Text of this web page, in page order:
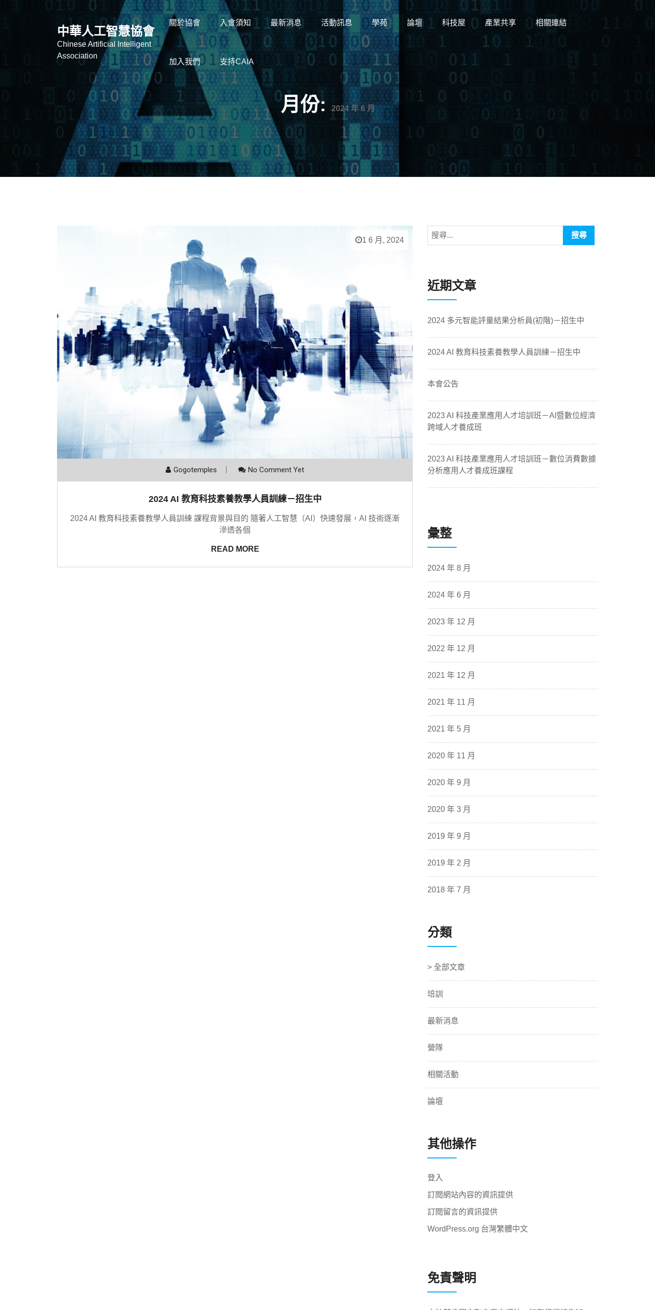
中華人工智慧協會
Chinese Artificial Intelligent
Association
關於協會 入會須知 最新消息 活動訊息 學苑 論壇 科技屋 產業共享 相關連結
加入我們 支持CAIA
月份: 2024 年 6 月
1 6 月, 2024
Gogotemples No Comment Yet
2024 AI 教育科技素養教學人員訓練－招生中
2024 AI 教育科技素養教學人員訓練 課程背景與目的 隨著人工智慧（AI）快速發展，AI 技術逐漸
滲透各個
READ MORE
近期文章
2024 多元智能評量結果分析員(初階)－招生中
2024 AI 教育科技素養教學人員訓練－招生中
本會公告
2023 AI 科技產業應用人才培訓班－AI暨數位經濟
跨域人才養成班
2023 AI 科技產業應用人才培訓班－數位消費數據
分析應用人才養成班課程
彙整
2024 年 8 月
2024 年 6 月
2023 年 12 月
2022 年 12 月
2021 年 12 月
2021 年 11 月
2021 年 5 月
2020 年 11 月
2020 年 9 月
2020 年 3 月
2019 年 9 月
2019 年 2 月
2018 年 7 月
分類
> 全部文章
培訓
最新消息
營隊
相關活動
論壇
其他操作
登入
訂閱網站內容的資訊提供
訂閱留言的資訊提供
WordPress.org 台灣繁體中文
免責聲明